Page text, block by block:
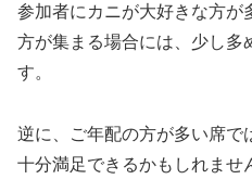
参加者にカニが大好きな方が
方が集まる場合には、少し多
す。
逆に、ご年配の方が多い席で
十分満足できるかもしれませ